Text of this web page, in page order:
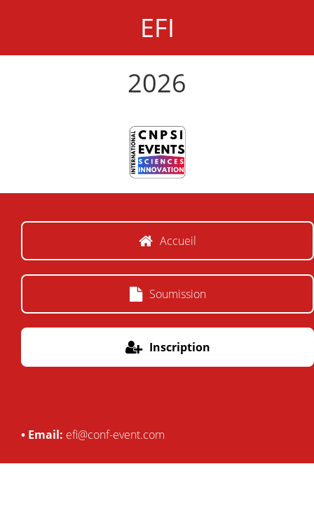
EFI
2026
Accueil
Soumission
Inscription
• Email: efi@conf-event.com